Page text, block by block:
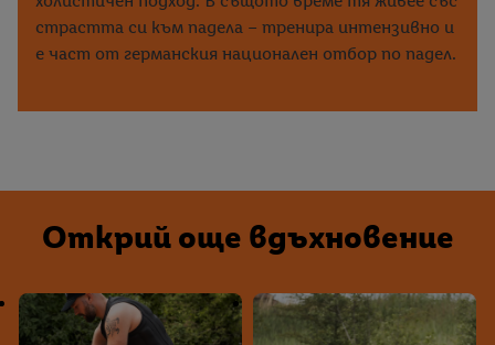
страстта си към падела – тренира интензивно и
е част от германския национален отбор по падел.
Открий още вдъхновение